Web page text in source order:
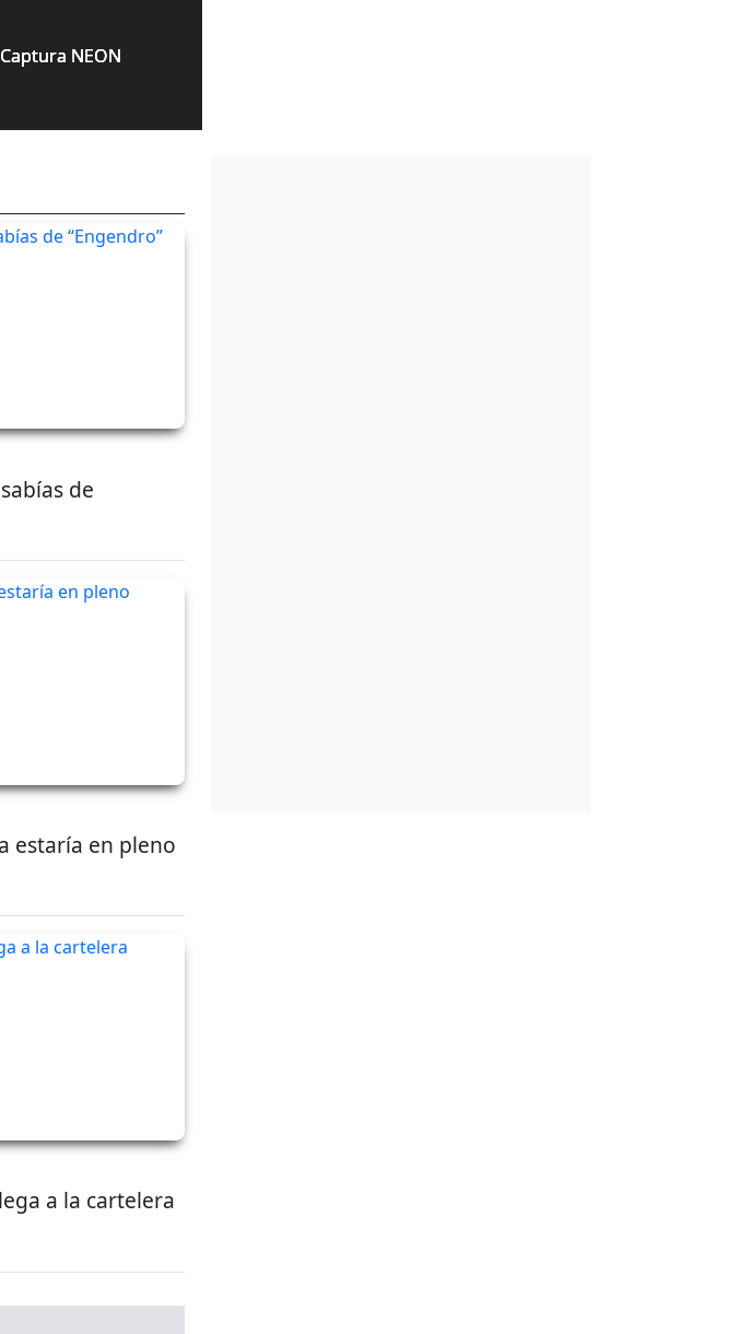
NEON
NEON
NEON
de
estaría en pleno
a la cartelera